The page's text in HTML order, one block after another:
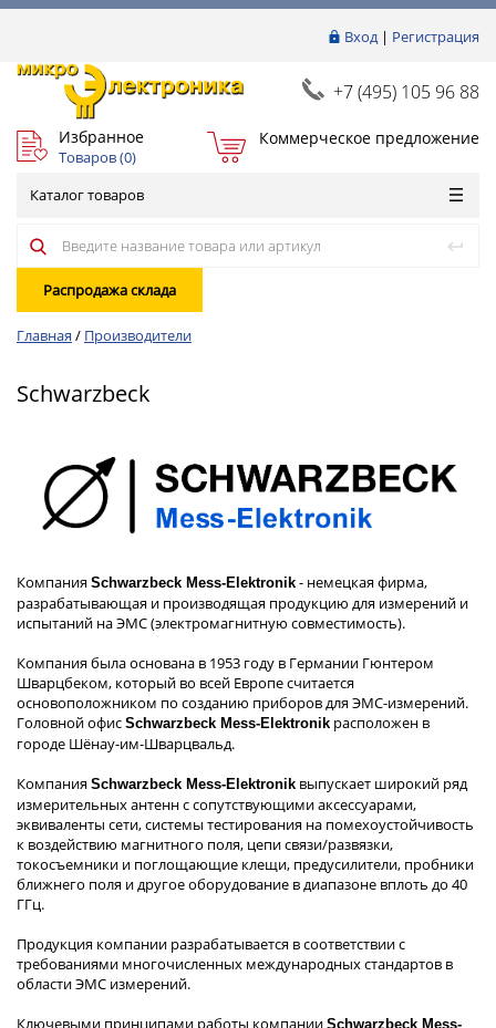
Вход| Регистрация
+7 (495) 105 96 88
Избранное
Товаров (0)
Коммерческое предложение
Каталог товаров
Распродажа склада
Главная / Производители
Schwarzbeck
Компания Schwarzbeck Mess-Elektronik - немецкая фирма,
разрабатывающая и производящая продукцию для измерений и
испытаний на ЭМС (электромагнитную совместимость).
Компания была основана в 1953 году в Германии Гюнтером
Шварцбеком, который во всей Европе считается
основоположником по созданию приборов для ЭМС-измерений.
Головной офис Schwarzbeck Mess-Elektronik расположен в
городе Шёнау-им-Шварцвальд.
Компания Schwarzbeck Mess-Elektronik выпускает широкий ряд
измерительных антенн с сопутствующими аксессуарами,
эквиваленты сети, системы тестирования на помехоустойчивость
к воздействию магнитного поля, цепи связи/развязки,
токосъемники и поглощающие клещи, предусилители, пробники
ближнего поля и другое оборудование в диапазоне вплоть до 40
ГГц.
Продукция компании разрабатывается в соответствии с
требованиями многочисленных международных стандартов в
области ЭМС измерений.
Ключевыми принципами работы компании Schwarzbeck Mess-